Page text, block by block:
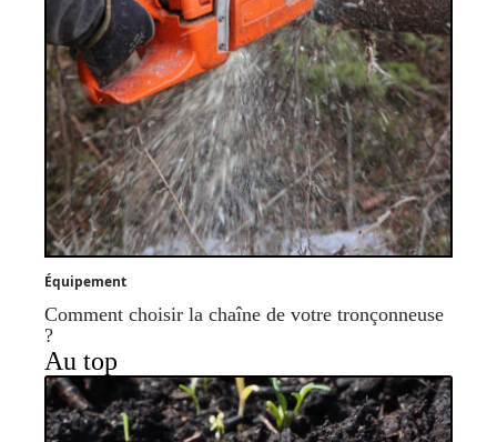
Équipement
Comment choisir la chaîne de votre tronçonneuse
?
Au top